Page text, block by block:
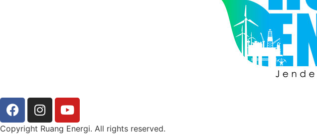
Copyright Ruang Energi. All rights reserved.